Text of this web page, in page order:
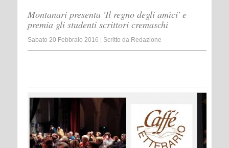
Montanari presenta 'Il regno degli amici' e
premia gli studenti scrittori cremaschi
Sabato 20 Febbraio 2016 Scritto da Redazione